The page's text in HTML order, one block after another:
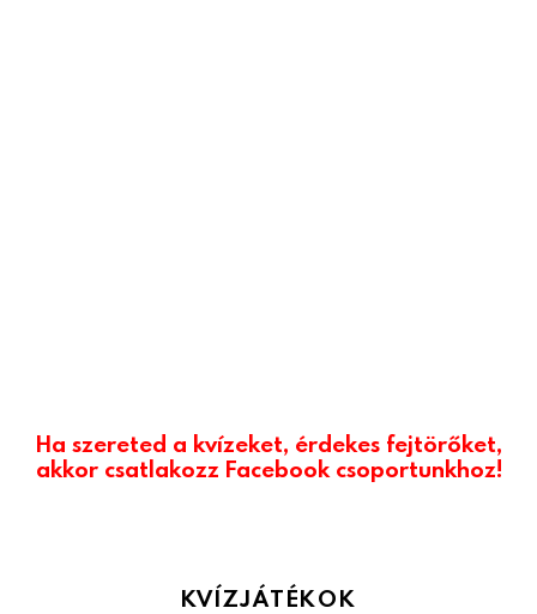
Ha szereted a kvízeket, érdekes fejtörőket,
akkor csatlakozz Facebook csoportunkhoz!
KVÍZJÁTÉKOK